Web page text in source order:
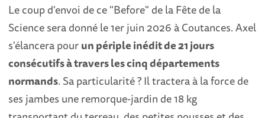
Le coup d'envoi de ce "Before" de la Fête de la
Science sera donné le 1er juin 2026 à Coutances. Axel
s'élancera pourun périple inédit de 21 jours
consécutifs à travers les cinq départements
normands. Sa particularité ? Il tractera à la force de
ses jambes une remorque-jardin de 18 kg